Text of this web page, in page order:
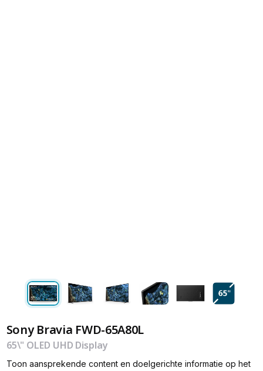
Sony Bravia FWD-65A80L
65\" OLED UHD Display
Toon aansprekende content en doelgerichte informatie op het